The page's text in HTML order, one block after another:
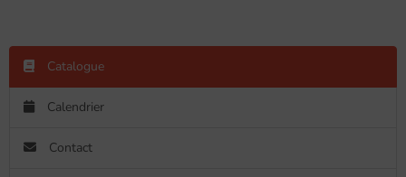
Catalogue
Calendrier
Contact